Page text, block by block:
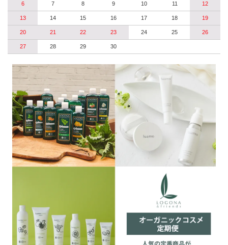
6 7 8 9 10 11 12
13 14 15 16 17 18 19
20 21 22 23 24 25 26
27 28 29 30